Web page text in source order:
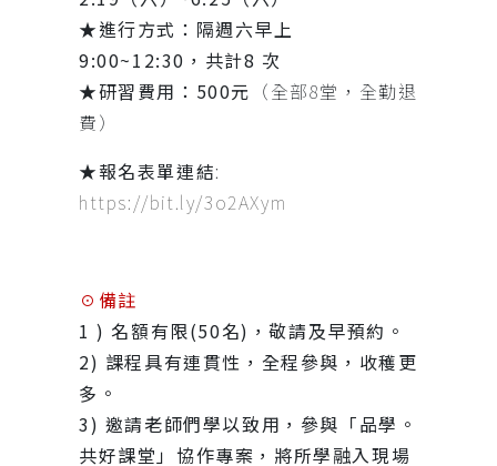
★進行方式 ： 隔週六早上
9:00~12:30，共計8 次
★研習費用：500元 （全部8堂，全勤退
費）
★報名表單連結:
https://bit.ly/3o2AXym
☉備註
1 ) 名額有限(50名)，敬請及早預約。
2) 課程具有連貫性，全程參與，收穫更
多。
3) 邀請老師們學以致用，參與「品學。
共好課堂」協作專案，將所學融入現場